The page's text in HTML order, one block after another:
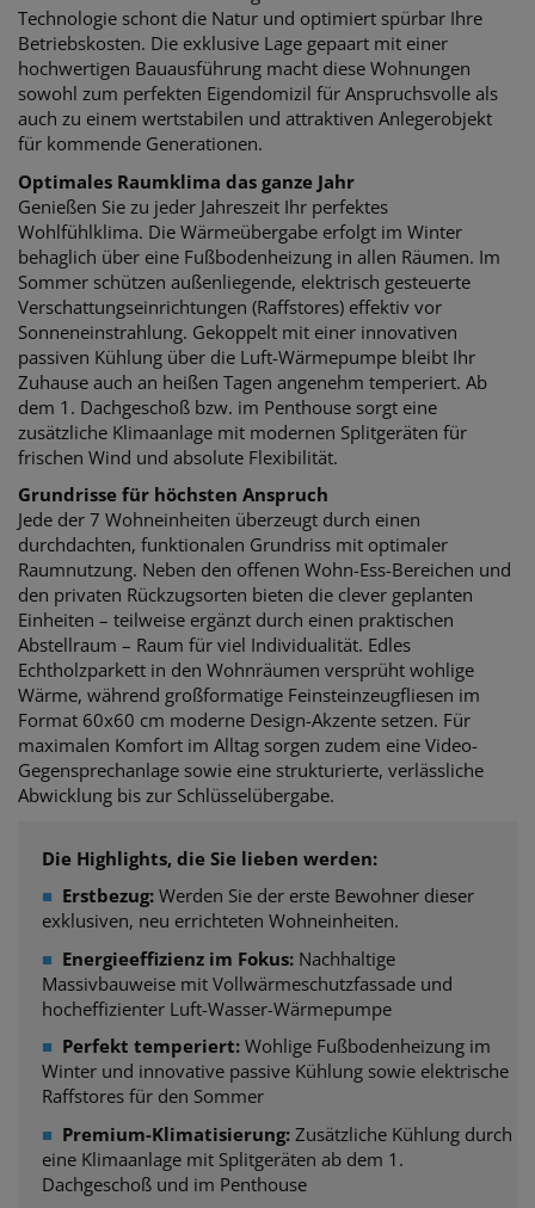
Technologie schont die Natur und optimiert spürbar Ihre
Betriebskosten. Die exklusive Lage gepaart mit einer
hochwertigen Bauausführung macht diese Wohnungen
sowohl zum perfekten Eigendomizil für Anspruchsvolle als
auch zu einem wertstabilen und attraktiven Anlegerobjekt
für kommende Generationen.
Optimales Raumklima das ganze Jahr
Genießen Sie zu jeder Jahreszeit Ihr perfektes
Wohlfühlklima. Die Wärmeübergabe erfolgt im Winter
behaglich über eine Fußbodenheizung in allen Räumen. Im
Sommer schützen außenliegende, elektrisch gesteuerte
Verschattungseinrichtungen (Raffstores) effektiv vor
Sonneneinstrahlung. Gekoppelt mit einer innovativen
passiven Kühlung über die Luft-Wärmepumpe bleibt Ihr
Zuhause auch an heißen Tagen angenehm temperiert. Ab
dem 1. Dachgeschoß bzw. im Penthouse sorgt eine
zusätzliche Klimaanlage mit modernen Splitgeräten für
frischen Wind und absolute Flexibilität.
Grundrisse für höchsten Anspruch
Jede der 7 Wohneinheiten überzeugt durch einen
durchdachten, funktionalen Grundriss mit optimaler
Raumnutzung. Neben den offenen Wohn-Ess-Bereichen und
den privaten Rückzugsorten bieten die clever geplanten
Einheiten – teilweise ergänzt durch einen praktischen
Abstellraum – Raum für viel Individualität. Edles
Echtholzparkett in den Wohnräumen versprüht wohlige
Wärme, während großformatige Feinsteinzeugfliesen im
Format 60x60 cm moderne Design-Akzente setzen. Für
maximalen Komfort im Alltag sorgen zudem eine Video-
Gegensprechanlage sowie eine strukturierte, verlässliche
Abwicklung bis zur Schlüsselübergabe.
Die Highlights, die Sie lieben werden:
■ Erstbezug: Werden Sie der erste Bewohner dieser
exklusiven, neu errichteten Wohneinheiten.
■ Energieeffizienz im Fokus: Nachhaltige
Massivbauweise mit Vollwärmeschutzfassade und
hocheffizienter Luft-Wasser-Wärmepumpe
■ Perfekt temperiert: Wohlige Fußbodenheizung im
Winter und innovative passive Kühlung sowie elektrische
Raffstores für den Sommer
■ Premium-Klimatisierung: Zusätzliche Kühlung durch
eine Klimaanlage mit Splitgeräten ab dem 1.
Dachgeschoß und im Penthouse